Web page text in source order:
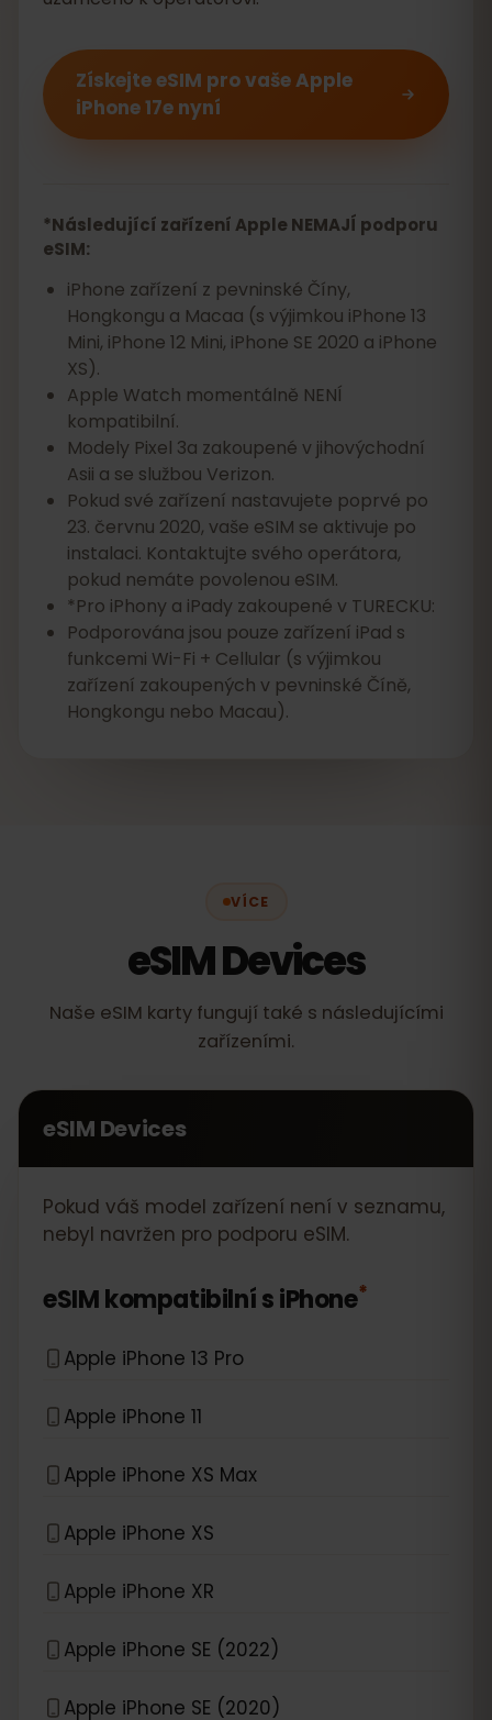
Získejte eSIM pro vaše Apple
iPhone 17e nyní
*Následující zařízení Apple NEMAJÍ podporu
eSIM:
iPhone zařízení z pevninské Číny,
Hongkongu a Macaa (s výjimkou iPhone 13
Mini, iPhone 12 Mini, iPhone SE 2020 a iPhone
XS).
Apple Watch momentálně NENÍ
kompatibilní.
Modely Pixel 3a zakoupené v jihovýchodní
Asii a se službou Verizon.
Pokud své zařízení nastavujete poprvé po
23. červnu 2020, vaše eSIM se aktivuje po
instalaci. Kontaktujte svého operátora,
pokud nemáte povolenou eSIM.
*Pro iPhony a iPady zakoupené v TURECKU:
Podporována jsou pouze zařízení iPad s
funkcemi Wi-Fi + Cellular (s výjimkou
zařízení zakoupených v pevninské Číně,
Hongkongu nebo Macau).
VÍCE
eSIM Devices
Naše eSIM karty fungují také s následujícími
zařízeními.
eSIM Devices
Pokud váš model zařízení není v seznamu,
nebyl navržen pro podporu eSIM.
eSIM kompatibilní siPhone*
Apple iPhone 13 Pro
Apple iPhone 11
Apple iPhone XS Max
Apple iPhone XS
Apple iPhone XR
Apple iPhone SE (2022)
Apple iPhone SE (2020)